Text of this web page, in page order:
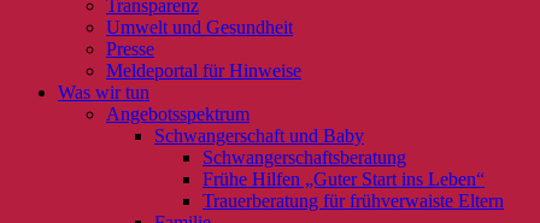
Transparenz
Umwelt und Gesundheit
Presse
Meldeportal für Hinweise
Was wir tun
Angebotsspektrum
Schwangerschaft und Baby
Schwangerschaftsberatung
Frühe Hilfen „Guter Start ins Leben“
Trauerberatung für frühverwaiste Eltern